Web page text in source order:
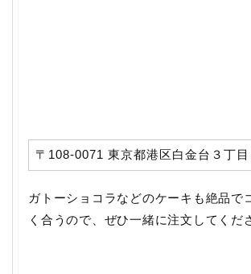
〒108-0071 東京都港区白金台３丁目
ガトーショコラなどのケーキも絶品で
く合うので、ぜひ一緒に注文してくだ